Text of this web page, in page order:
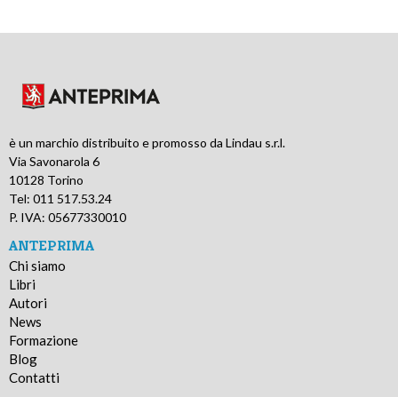
è un marchio distribuito e promosso da Lindau s.r.l.
Via Savonarola 6
10128 Torino
Tel: 011 517.53.24
P. IVA: 05677330010
ANTEPRIMA
Chi siamo
Libri
Autori
News
Formazione
Blog
Contatti